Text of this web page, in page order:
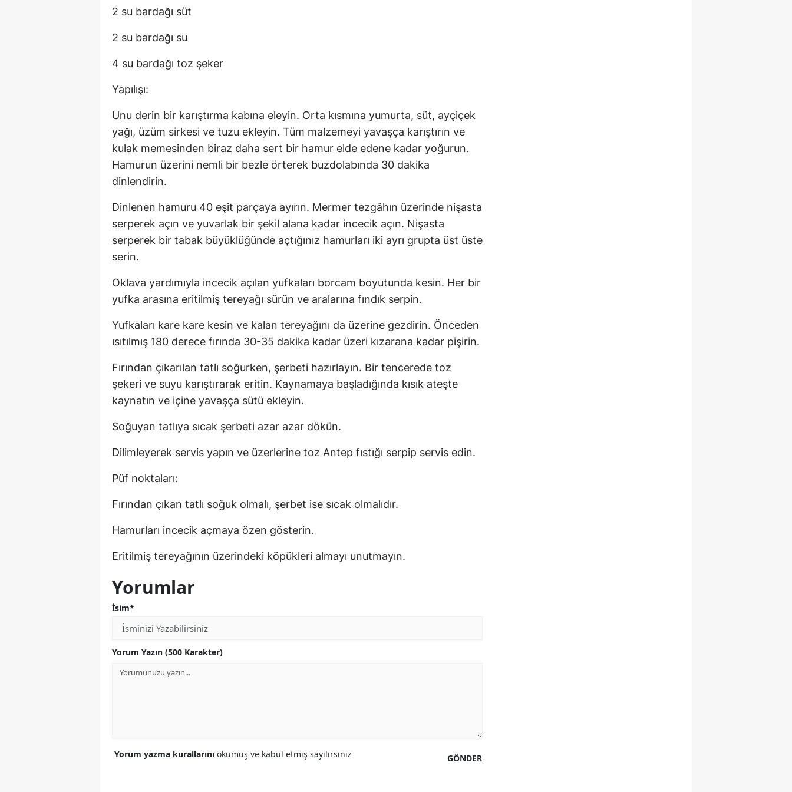
2 su bardağı süt
2 su bardağı su
4 su bardağı toz şeker
Yapılışı:
Unu derin bir karıştırma kabına eleyin. Orta kısmına yumurta, süt, ayçiçek
yağı, üzüm sirkesi ve tuzu ekleyin. Tüm malzemeyi yavaşça karıştırın ve
kulak memesinden biraz daha sert bir hamur elde edene kadar yoğurun.
Hamurun üzerini nemli bir bezle örterek buzdolabında 30 dakika
dinlendirin.
Dinlenen hamuru 40 eşit parçaya ayırın. Mermer tezgâhın üzerinde nişasta
serperek açın ve yuvarlak bir şekil alana kadar incecik açın. Nişasta
serperek bir tabak büyüklüğünde açtığınız hamurları iki ayrı grupta üst üste
serin.
Oklava yardımıyla incecik açılan yufkaları borcam boyutunda kesin. Her bir
yufka arasına eritilmiş tereyağı sürün ve aralarına fındık serpin.
Yufkaları kare kare kesin ve kalan tereyağını da üzerine gezdirin. Önceden
ısıtılmış 180 derece fırında 30-35 dakika kadar üzeri kızarana kadar pişirin.
Fırından çıkarılan tatlı soğurken, şerbeti hazırlayın. Bir tencerede toz
şekeri ve suyu karıştırarak eritin. Kaynamaya başladığında kısık ateşte
kaynatın ve içine yavaşça sütü ekleyin.
Soğuyan tatlıya sıcak şerbeti azar azar dökün.
Dilimleyerek servis yapın ve üzerlerine toz Antep fıstığı serpip servis edin.
Püf noktaları:
Fırından çıkan tatlı soğuk olmalı, şerbet ise sıcak olmalıdır.
Hamurları incecik açmaya özen gösterin.
Eritilmiş tereyağının üzerindeki köpükleri almayı unutmayın.
Yorumlar
İsim*
Yorum Yazın (500 Karakter)
GÖNDER
Yorum yazma kurallarını okumuş ve kabul etmiş sayılırsınız